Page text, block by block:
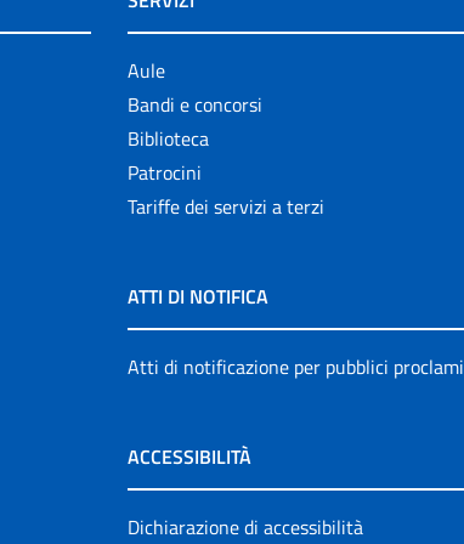
Aule
Bandi e concorsi
Biblioteca
Patrocini
Tariffe dei servizi a terzi
ATTI DI NOTIFICA
Atti di notificazione per pubblici proclami
ACCESSIBILITÀ
Dichiarazione di accessibilità